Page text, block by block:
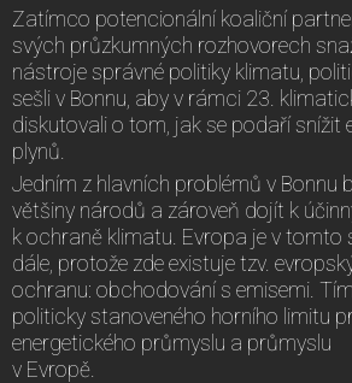
Zatímco potencionální koaliční
svých průzkumných rozhovorech
nástroje správné politiky klimatu,
sešli v Bonnu, aby v rámci 23.
diskutovali o tom, jak se podaří snížit
plynů.
Jedním z hlavních problémů v Bonnu
většiny národů a zároveň dojít k
k ochraně klimatu. Evropa je v tomto
dále, protože zde existuje tzv.
ochranu: obchodování s emisemi.
politicky stanoveného horního limitu
energetického průmyslu a průmyslu
v Evropě.